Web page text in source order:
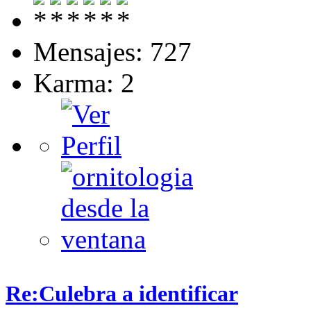
Mensajes: 727
Karma: 2
Re:Culebra a identificar